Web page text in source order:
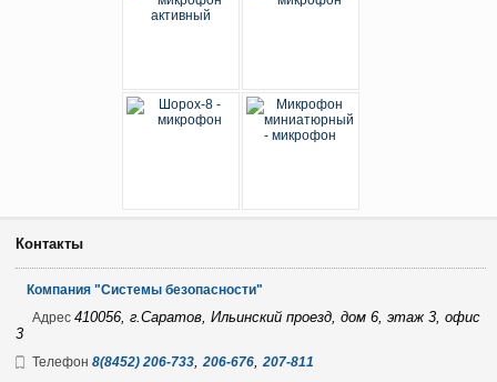
Контакты
Компания "Системы безопасности"
Адрес 410056, г.Саратов, Ильинский проезд, дом 6, этаж 3, офис
3
Телефон 8(8452) 206-733,206-676,207-811